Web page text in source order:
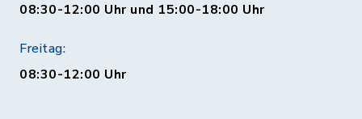
08:30-12:00 Uhr und 15:00-18:00 Uhr
Freitag:
08:30-12:00 Uhr